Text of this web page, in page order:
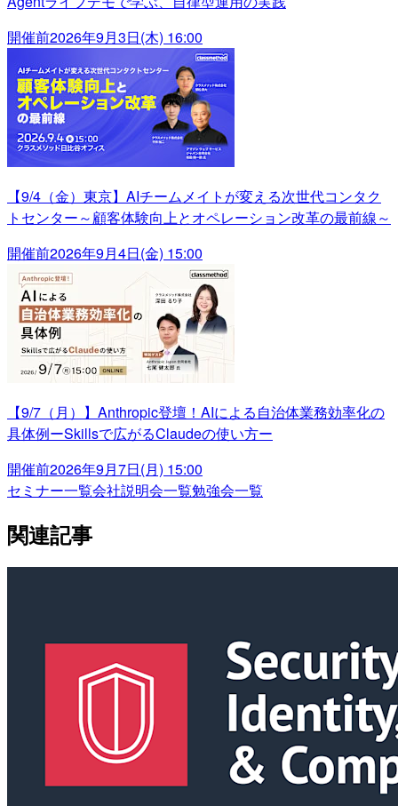
開催前2026年9月3日(木) 16:00
【9/4（金）東京】AIチームメイトが変える次世代コンタク
トセンター～顧客体験向上とオペレーション改革の最前線～
開催前2026年9月4日(金) 15:00
【9/7（月）】Anthropic登壇！AIによる自治体業務効率化の
具体例ーSkillsで広がるClaudeの使い方ー
開催前2026年9月7日(月) 15:00
セミナー一覧会社説明会一覧勉強会一覧
関連記事